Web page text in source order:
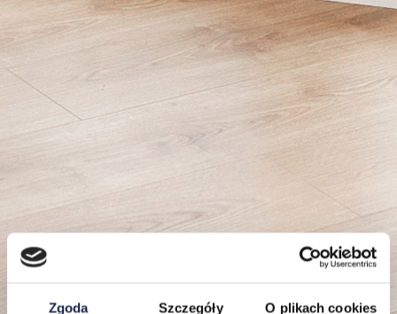
Zgoda Szczegóły O plikach cookies